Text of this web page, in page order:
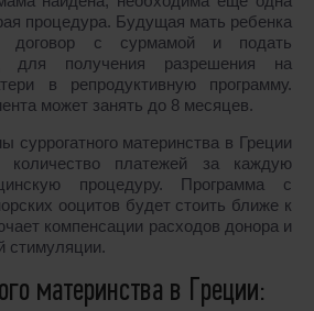
процедура. Будущая мать ребенка
договор с сурмамой и подать
получения разрешения на
в репродуктивную программу.
может занять до 8 месяцев.
суррогатного материнства в Греции
количество платежей за каждую
процедуру. Программа с
ооцитов будет стоить ближе к
компенсации расходов донора и
стимуляции.
материнства в Греции: